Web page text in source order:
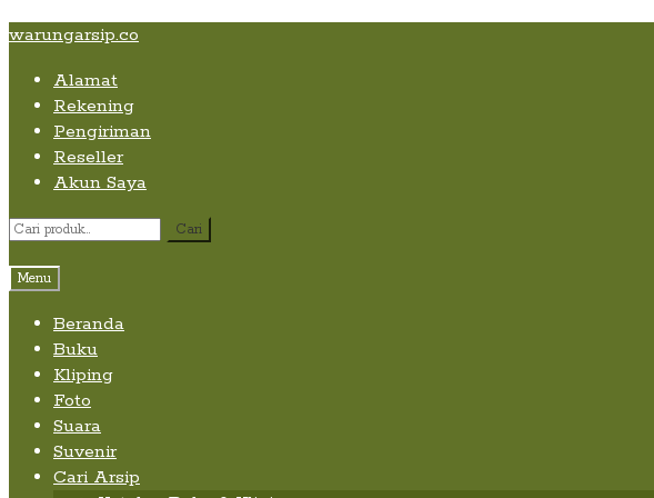
Skip
content
Skip
navigation
Skip
content
warungarsip.co
Alamat
Rekening
Pengiriman
Reseller
Akun Saya
Pencarian
Cari
Menu
Beranda
Buku
Kliping
Foto
Suara
Suvenir
Cari Arsip